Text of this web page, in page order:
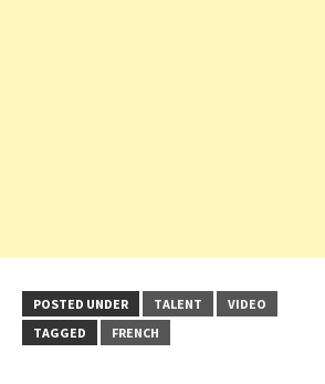
POSTED UNDER TALENT
VIDEO
TAGGED
FRENCH